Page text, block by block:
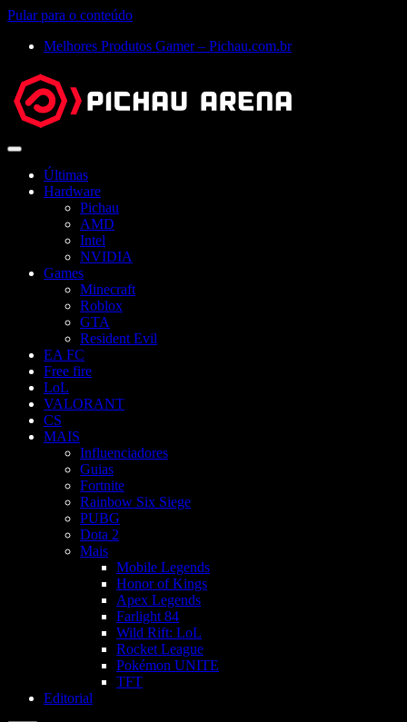
Pular para o conteúdo
Melhores Produtos Gamer – Pichau.com.br
Abrir
Últimas
Hardware
Pichau
AMD
Intel
NVIDIA
Games
Minecraft
Roblox
GTA
Resident Evil
EA FC
Free fire
LoL
VALORANT
CS
MAIS
Influenciadores
Guias
Fortnite
Rainbow Six Siege
PUBG
Dota 2
Mais
Mobile Legends
Honor of Kings
Apex Legends
Farlight 84
Wild Rift: LoL
Rocket League
Pokémon UNITE
TFT
Editorial